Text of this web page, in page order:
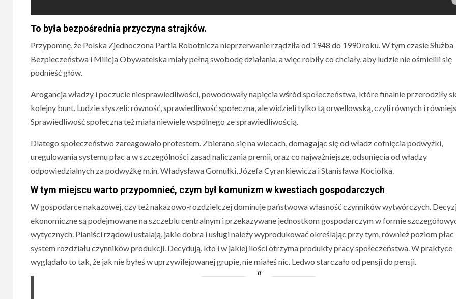
To była bezpośrednia przyczyna strajków.
Przypomnę, że Polska Zjednoczona Partia Robotnicza nieprzerwanie rządziła od 1948 do 1990 roku. W tym czasie Służba
Bezpieczeństwa i Milicja Obywatelska miały pełną swobodę działania, a więc robiły co chciały, aby ludzie nie ośmielili się
podnieść głów.
Arogancja władzy i poczucie niesprawiedliwości, powodowały napięcia wśród społeczeństwa, które finalnie przerodziły
kolejny bunt. Ludzie słyszeli: równość, sprawiedliwość społeczna, ale widzieli tylko tą orwellowską, czyli równych i
Sprawiedliwość społeczna też miała niewiele wspólnego ze sprawiedliwością.
Dlatego społeczeństwo zareagowało protestem. Zbierano się na wiecach, domagając się od władz cofnięcia podwyżki,
uregulowania systemu płac a w szczególności zasad naliczania premii, oraz co najważniejsze, odsunięcia od władzy
odpowiedzialnych za podwyżkę m.in. Władysława Gomułki, Józefa Cyrankiewicza i Stanisława Kociołka.
W tym miejscu warto przypomnieć, czym był komunizm w kwestiach gospodarczych
W gospodarce nakazowej, czy też nakazowo-rozdzielczej dominuje państwowa własność czynników wytwórczych.
ekonomiczne są podejmowane na szczeblu centralnym i przekazywane jednostkom gospodarczym w formie
wytycznych. Planiści rządowi ustalają, jakie dobra i usługi należy wyprodukować określając przy tym, również poziom płac
system rozdziału czynników produkcji. Decydują, kto i w jakiej ilości otrzyma produkty pracy społeczeństwa. W praktyce
wyglądało to tak, że jak nie byłeś w uprzywilejowanej grupie, nie miałeś nic. Ledwo starczało od pensji do pensji.